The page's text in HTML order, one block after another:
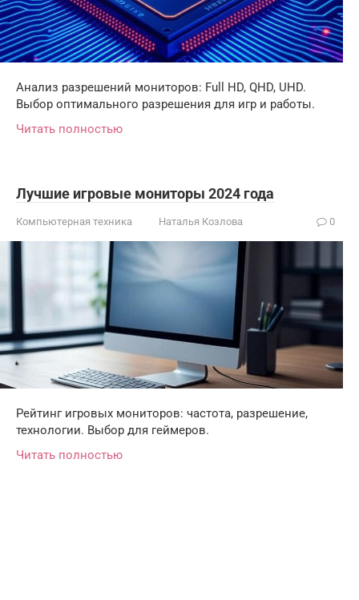
Анализ разрешений мониторов: Full HD, QHD, UHD.
Выбор оптимального разрешения для игр и работы.
Читать полностью
Лучшие игровые мониторы 2024 года
Компьютерная техника Наталья Козлова 0
Рейтинг игровых мониторов: частота, разрешение,
технологии. Выбор для геймеров.
Читать полностью